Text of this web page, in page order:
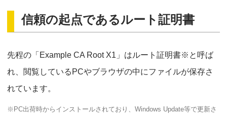
信頼の起点であるルート証明書
先程の「Example CA Root X1」はルート証明書※と呼ば
れ、閲覧しているPCやブラウザの中にファイルが保存さ
れています。
※PC出荷時からインストールされており、Windows Update等で更新さ